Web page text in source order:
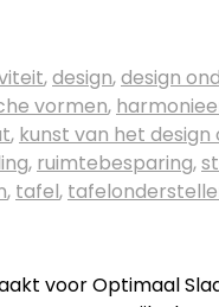
,design,design
vormen,
, kunst van het design
, ruimtebesparing,
, tafel,
voor Optimaal